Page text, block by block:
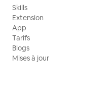
Skills
Extension
App
Tarifs
Blogs
Mises à jour